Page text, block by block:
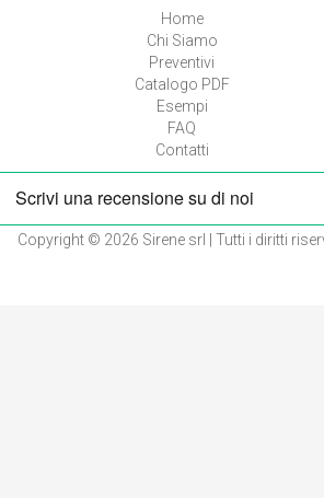
Home
Chi Siamo
Preventivi
Catalogo PDF
Esempi
FAQ
Contatti
Copyright © 2026 Sirene srl | Tutti i diritti